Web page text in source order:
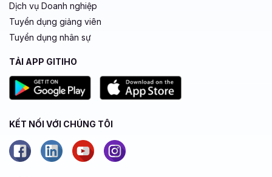
Dịch vụ Doanh nghiệp
Tuyển dụng giảng viên
Tuyển dụng nhân sự
TẢI APP GITIHO
KẾT NỐI VỚI CHÚNG TÔI